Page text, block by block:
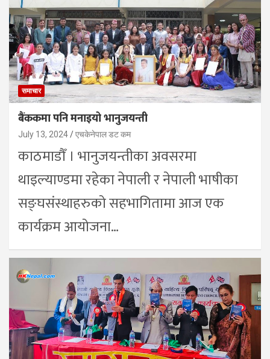
समाचार
बैंककमा पनि मनाइयो भानुजयन्ती
July 13, 2024 एचकेनेपाल डट कम
काठमाडौँ । भानुजयन्तीका अवसरमा
थाइल्याण्डमा रहेका नेपाली र नेपाली भाषीका
सङ्घसंस्थाहरुको सहभागितामा आज एक
कार्यक्रम आयोजना…